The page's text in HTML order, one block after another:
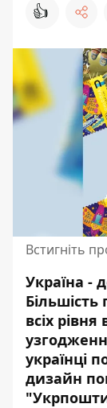
👍
Встигніть
Україна -
всіх
українці
дизайн